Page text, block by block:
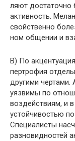
ляют достаточно
активность.
свойственно
ном общении и
В) По
пертрофия
другими чертами.
уязвимы по
воздействиям, и
устойчивостью
Специалисты
разновид­ностей